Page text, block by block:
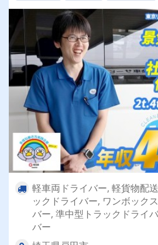
軽車両ドライバー, 軽貨物配
ックドライバー, ワンボック
バー, 準中型トラックドライ
バー